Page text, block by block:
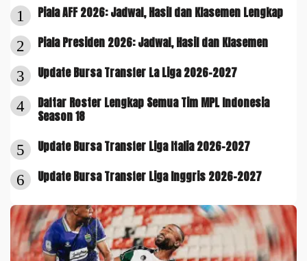
1 Piala AFF 2026: Jadwal, Hasil dan Klasemen Lengkap
2 Piala Presiden 2026: Jadwal, Hasil dan Klasemen
3 Update Bursa Transfer La Liga 2026-2027
4
Daftar Roster Lengkap Semua Tim MPL Indonesia
Season 18
5 Update Bursa Transfer Liga Italia 2026-2027
6 Update Bursa Transfer Liga Inggris 2026-2027